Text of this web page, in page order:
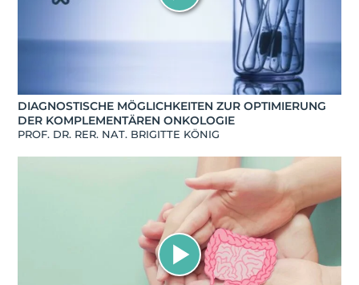
DIAGNOSTISCHE MÖGLICHKEITEN ZUR OPTIMIERUNG
DER KOMPLEMENTÄREN ONKOLOGIE
PROF. DR. RER. NAT. BRIGITTE KÖNIG